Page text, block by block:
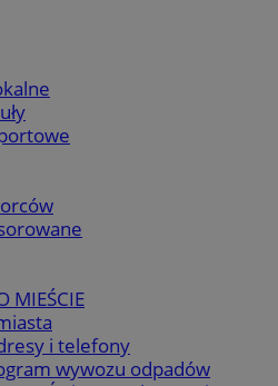
MIEŚCIE
i telefony
wywozu odpadów